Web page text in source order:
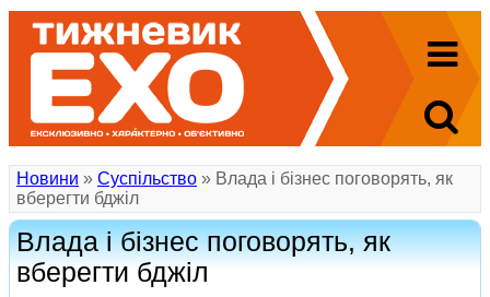
Новини » Суспільство » Влада і бізнес поговорять, як
вберегти бджіл
Влада і бізнес поговорять, як
вберегти бджіл